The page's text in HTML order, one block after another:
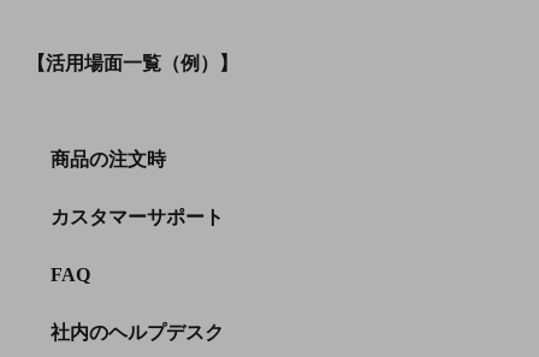
【活用場面一覧（例）】
商品の注文時
カスタマーサポート
FAQ
社内のヘルプデスク